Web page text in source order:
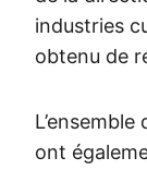
industries
obtenu de
ont